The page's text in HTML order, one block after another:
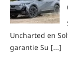
Uncharted en
garantie Su [...]